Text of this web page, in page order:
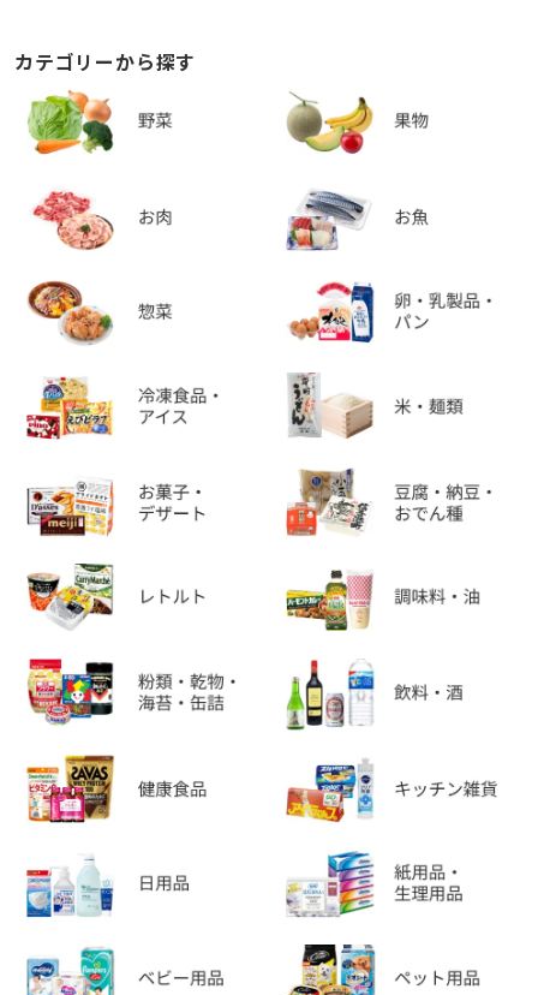
カテゴリーから探す